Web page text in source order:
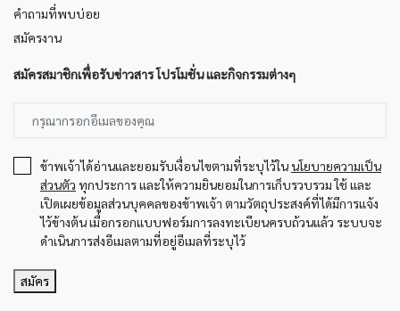
คำถามที่พบบ่อย
สมัครงาน
สมัครสมาชิกเพื่อรับข่าวสาร โปรโมชั่น และกิจกรรมต่างๆ
ข้าพเจ้าได้อ่านและยอมรับเงื่อนไขตามที่ระบุไว้ในนโยบายความเป็น
ส่วนตัว ทุกประการ และให้ความยินยอมในการเก็บรวบรวม ใช้ และ
เปิดเผยข้อมูลส่วนบุคคลของข้าพเจ้า ตามวัตถุประสงค์ที่ได้มีการแจ้ง
ไว้ข้างต้น เมื่อกรอกแบบฟอร์มการลงทะเบียนครบถ้วนแล้ว ระบบจะ
ดำเนินการส่งอีเมลตามที่อยู่อีเมลที่ระบุไว้
สมัคร